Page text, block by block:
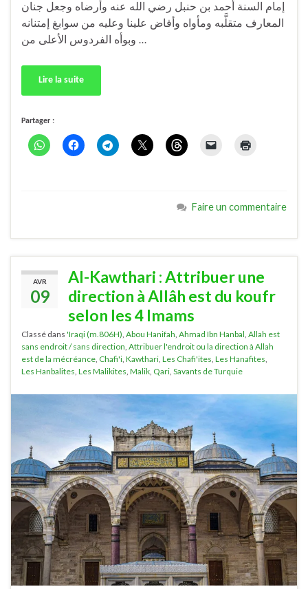
إمام السنة أحمد بن حنبل رضي الله عنه وأرضاه وجعل جنان
المعارف متقلَّبه ومأواه وأفاض علينا وعليه من سوابغ إمتنانه
وبوأه الفردوس الأعلى من …
Lire la suite
Partager :
Faire un commentaire
AVR
09
Al-Kawthari : Attribuer une
direction à Allâh est du koufr
selon les 4 Imams
Classé dans 'Iraqi (m.806H) Abou Hanifah Ahmad Ibn Hanbal Allah est
sans endroit / sans direction Attribuer l'endroit ou la direction à Allah
est de la mécréance Chafi'i Kawthari Les Chafi'ites Les Hanafites
Les Hanbalites Les Malikites Malik Qari Savants de Turquie